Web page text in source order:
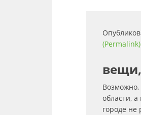
(Permalink)
области,
городе не